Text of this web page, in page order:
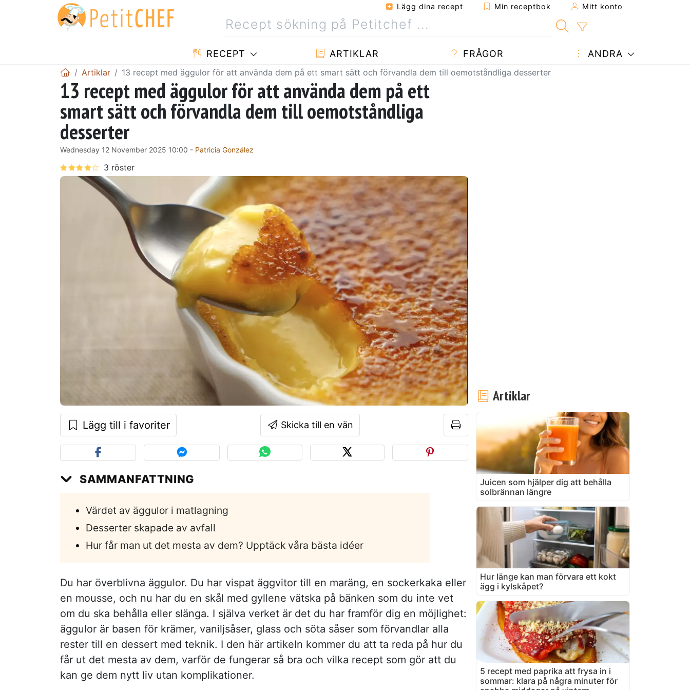
Lägg dina recept Min receptbok Mitt konto
RECEPT ARTIKLAR FRÅGOR ANDRA
Artiklar 13 recept med äggulor för att använda dem på ett smart sätt och förvandla dem till oemotståndliga desserter
13 recept med äggulor för att använda dem på ett
smart sätt och förvandla dem till oemotståndliga
desserter
Wednesday 12 November 2025 10:00 - Patricia González
Lägg till i favoriter Skicka till en vän
SAMMANFATTNING
Värdet av äggulor i matlagning
Desserter skapade av avfall
Hur får man ut det mesta av dem? Upptäck våra bästa idéer
Du har överblivna äggulor. Du har vispat äggvitor till en maräng, en sockerkaka eller
en mousse, och nu har du en skål med gyllene vätska på bänken som du inte vet
om du ska behålla eller slänga. I själva verket är det du har framför dig en möjlighet:
äggulor är basen för krämer, vaniljsåser, glass och söta såser som förvandlar alla
rester till en dessert med teknik. I den här artikeln kommer du att ta reda på hur du
får ut det mesta av dem, varför de fungerar så bra och vilka recept som gör att du
kan ge dem nytt liv utan komplikationer.
Artiklar
Juicen som hjälper dig att behålla
solbrännan längre
Hur länge kan man förvara ett kokt
ägg i kylskåpet?
5 recept med paprika att frysa in i
sommar: klara på några minuter för